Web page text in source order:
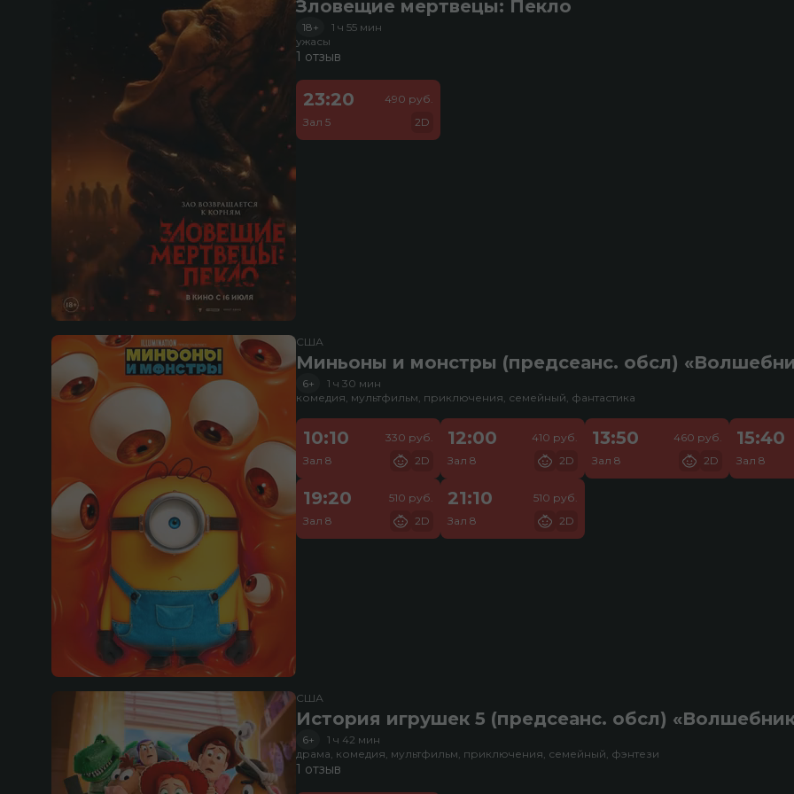
Зловещие мертвецы: Пекло
18+
1 ч 55 мин
ужасы
1 отзыв
23:20
Зал 5
490 руб.
2D
США
Миньоны и монстры (предсеанс. обсл)
6+
1 ч 30 мин
комедия, мультфильм, приключения, семейный, фантастика
10:10
Зал 8
330 руб.
2D
12:00
Зал 8
410 руб.
2D
13:50
Зал 8
460 руб.
2D
15:40
Зал 8
19:20
Зал 8
510 руб.
2D
21:10
Зал 8
510 руб.
2D
США
История игрушек 5 (предсеанс. обсл)
6+
1 ч 42 мин
драма, комедия, мультфильм, приключения, семейный, фэнтези
1 отзыв